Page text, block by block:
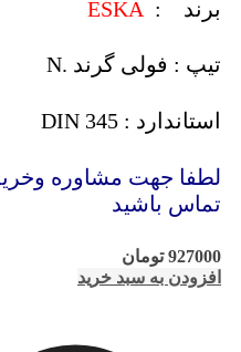
برند :
تیپ : فولی گرند .N
استاندارد : DIN 345
لطفا جهت مشاوره
تماس باشید
927000 تومان
افزودن به سبد خرید